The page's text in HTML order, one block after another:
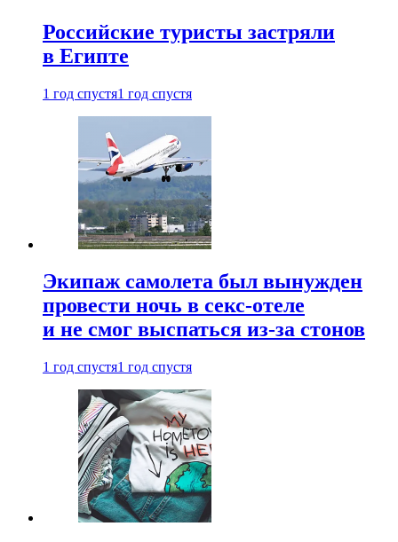
Российские туристы застряли
в Египте
1 год спустя1 год спустя
Экипаж самолета был вынужден
провести ночь в секс-отеле
и не смог выспаться из-за стонов
1 год спустя1 год спустя